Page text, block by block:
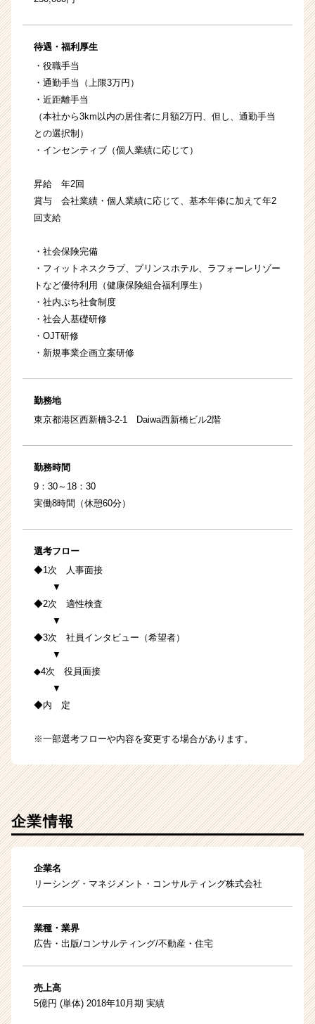
待遇・福利厚生
・役職手当
・通勤手当（上限3万円）
・近距離手当
（本社から3km以内の居住者に月額2万円、但し、通勤手当
との選択制）
・インセンティブ（個人業績に応じて）
昇給 年2回
賞与 会社業績・個人業績に応じて、基本年俸に加えて年2
回支給
・社会保険完備
・フィットネスクラブ、プリンスホテル、ラフォーレリゾー
トなど優待利用（健康保険組合福利厚生）
・社内ぷち社食制度
・社会人基礎研修
・OJT研修
・新規事業企画立案研修
勤務地
東京都港区西新橋3-2-1 Daiwa西新橋ビル2階
勤務時間
9：30～18：30
実働8時間（休憩60分）
選考フロー
◆1次 人事面接
▼
◆2次 適性検査
▼
◆3次 社員インタビュー（希望者）
▼
◆4次 役員面接
▼
◆内 定
※一部選考フローや内容を変更する場合があります。
企業情報
企業名
リーシング・マネジメント・コンサルティング株式会社
業種・業界
広告・出版/コンサルティング/不動産・住宅
売上高
5億円 (単体) 2018年10月期 実績